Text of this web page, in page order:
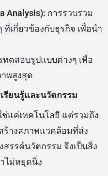
Analysis): การรวบรวม
เกี่ยวข้องกับธุรกิจ เพื่อนำ
ทดสอบรูปแบบต่างๆ เพื่อ
พสูงสุด
รียนรู้และนวัตกรรม
ช่แค่เทคโนโลยี แต่รวมถึง
างสภาพแวดล้อมที่ส่ง
สรรค์นวัตกรรม จึงเป็นสิ่ง
ไม่หยุดนิ่ง